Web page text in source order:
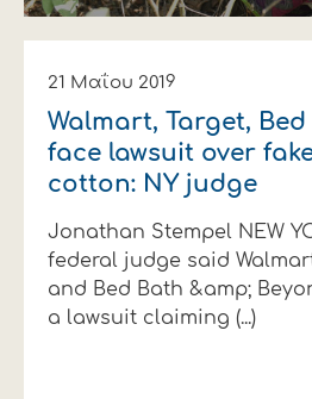
21 Μαΐου 2019
Walmart, Target,
face lawsuit over
cotton: NY judge
Jonathan Stempel NEW
federal judge said
and Bed Bath &amp;
a lawsuit claiming (...)